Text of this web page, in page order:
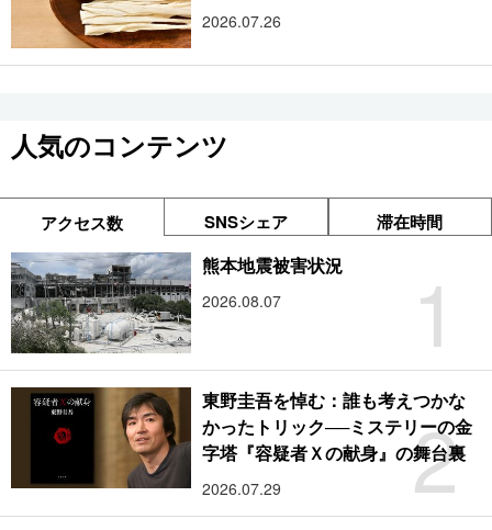
2026.07.26
人気のコンテンツ
アクセス数 SNSシェア 滞在時間
1
熊本地震被害状況
2026.08.07
2
東野圭吾を悼む：誰も考えつかな
かったトリック──ミステリーの金
字塔『容疑者Ｘの献身』の舞台裏
2026.07.29